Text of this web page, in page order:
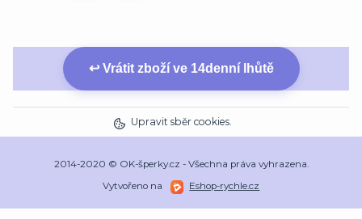
↩ Vrátit zboží ve 14denní lhůtě
Upravit sběr cookies.
2014-2020 © OK-šperky.cz - Všechna práva vyhrazena.
Vytvořeno na
Eshop-rychle.cz